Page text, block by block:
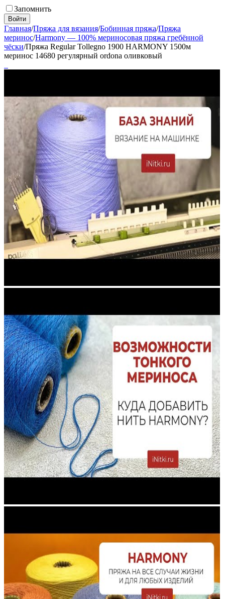
Запомнить
Войти
Главная/Пряжа для вязания/Бобинная пряжа/Пряжа
меринос/Harmony — 100% мериносовая пряжа гребённой
чёски/Пряжа Regular Tollegno 1900 HARMONY 1500м
меринос 14680 регулярный ordona оливковый